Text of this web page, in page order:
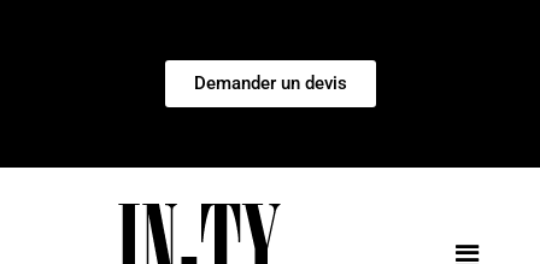
Demander un devis